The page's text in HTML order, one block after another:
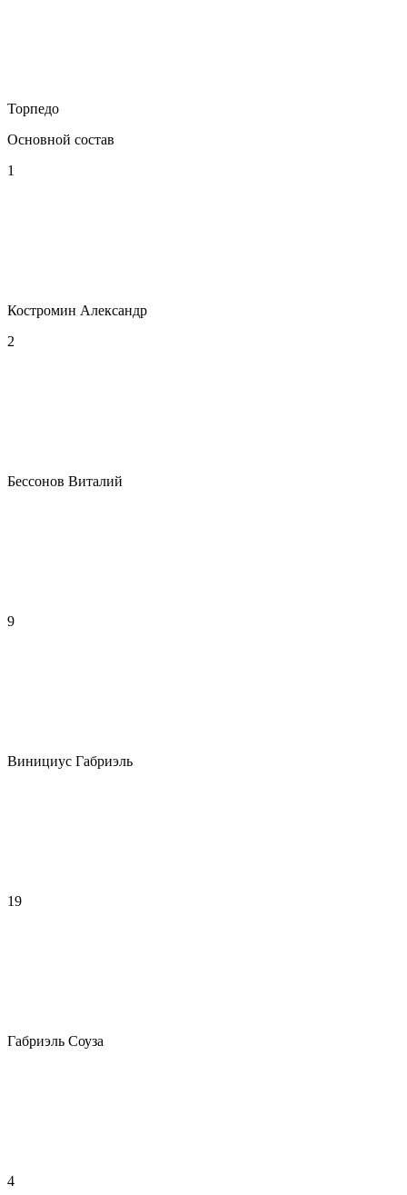
Торпедо
Основной состав
1
Костромин Александр
2
Бессонов Виталий
9
Винициус Габриэль
19
Габриэль Соуза
4